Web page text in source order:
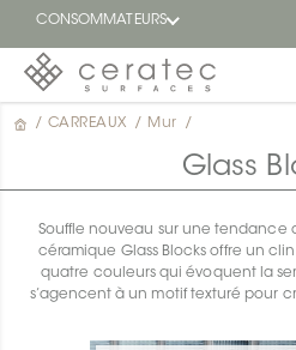
CONSOMMATEURS
En
vedette
un
/ CARREAUX / Mur /
Glass
Souffle nouveau sur une tendance
céramique Glass Blocks offre un clin
quatre couleurs qui évoquent la
s’agencent à un motif texturé pour